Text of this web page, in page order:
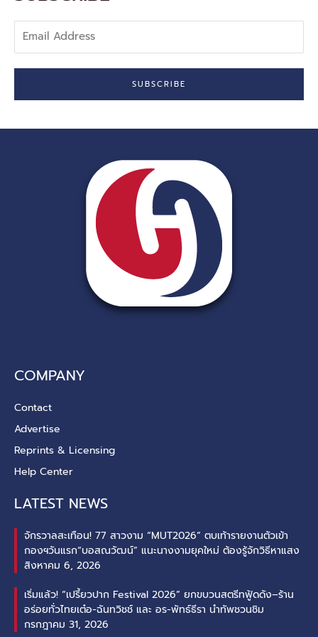
Address
SUBSCRIBE
COMPANY
Contact
Advertise
Reprints & Licensing
Help Center
LATEST NEWS
จักรวาลสะเทือน! 77 สาวงาม “MUT2026” ตบเท้ารายงานตัวเข้า
กองฯวันแรก“บอสณวัฒน์” แนะนางงามยุคใหม่ ต้องรู้จักวิธีหาแสง
สิงหาคม 6, 2026
เริ่มแล้ว! “เปรี้ยวปาก Festival 2026” ยกขบวนสตรีทฟู้ดดัง–ร้าน
อร่อยทั่วไทยเต๋อ-ฉันทวิชช์ และ อร-พัทธ์ธีรา นำทัพชวนชิม
กรกฎาคม 31, 2026